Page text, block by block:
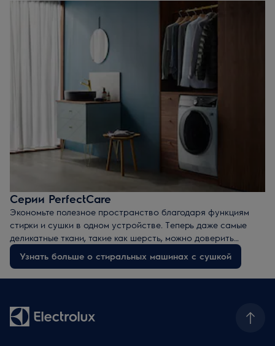
Серии PerfectCare
Экономьте полезное пространство благодаря функциям
стирки и сушки в одном устройстве. Теперь даже самые
деликатные ткани, такие как шерсть, можно доверить
стирально-сушильной машине Electrolux Perfect Care.
Узнать больше о стиральных машинах с сушкой